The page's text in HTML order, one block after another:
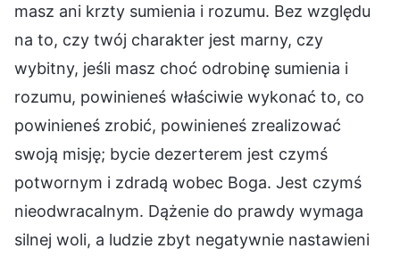
masz ani krzty sumienia i rozumu. Bez względu
na to, czy twój charakter jest marny, czy
wybitny, jeśli masz choć odrobinę sumienia i
rozumu, powinieneś właściwie wykonać to, co
powinieneś zrobić, powinieneś zrealizować
swoją misję; bycie dezerterem jest czymś
potwornym i zdradą wobec Boga. Jest czymś
nieodwracalnym. Dążenie do prawdy wymaga
silnej woli, a ludzie zbyt negatywnie nastawieni